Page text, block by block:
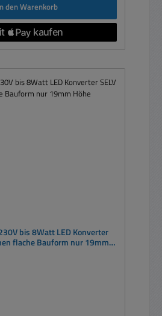
den Warenkorb
bis 8Watt LED Konverter
flache Bauform nur 19mm